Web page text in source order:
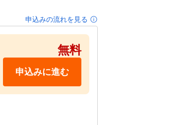
申込みの流れを見る
無料
申込みに進む